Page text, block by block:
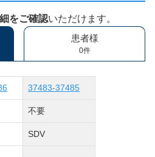
をご確認いただけます。
患者様
0件
37483-37485
不要
SDV